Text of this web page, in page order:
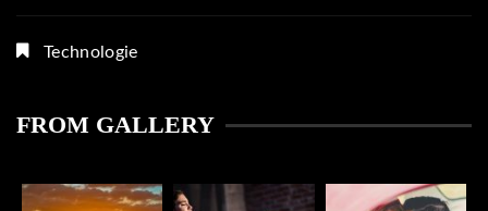
Technologie
FROM GALLERY